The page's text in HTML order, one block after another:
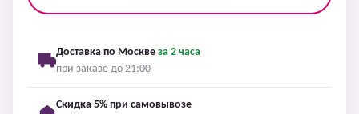
Доставка по Москве за 2 часа
при заказе до 21:00
Скидка 5% при самовывозе